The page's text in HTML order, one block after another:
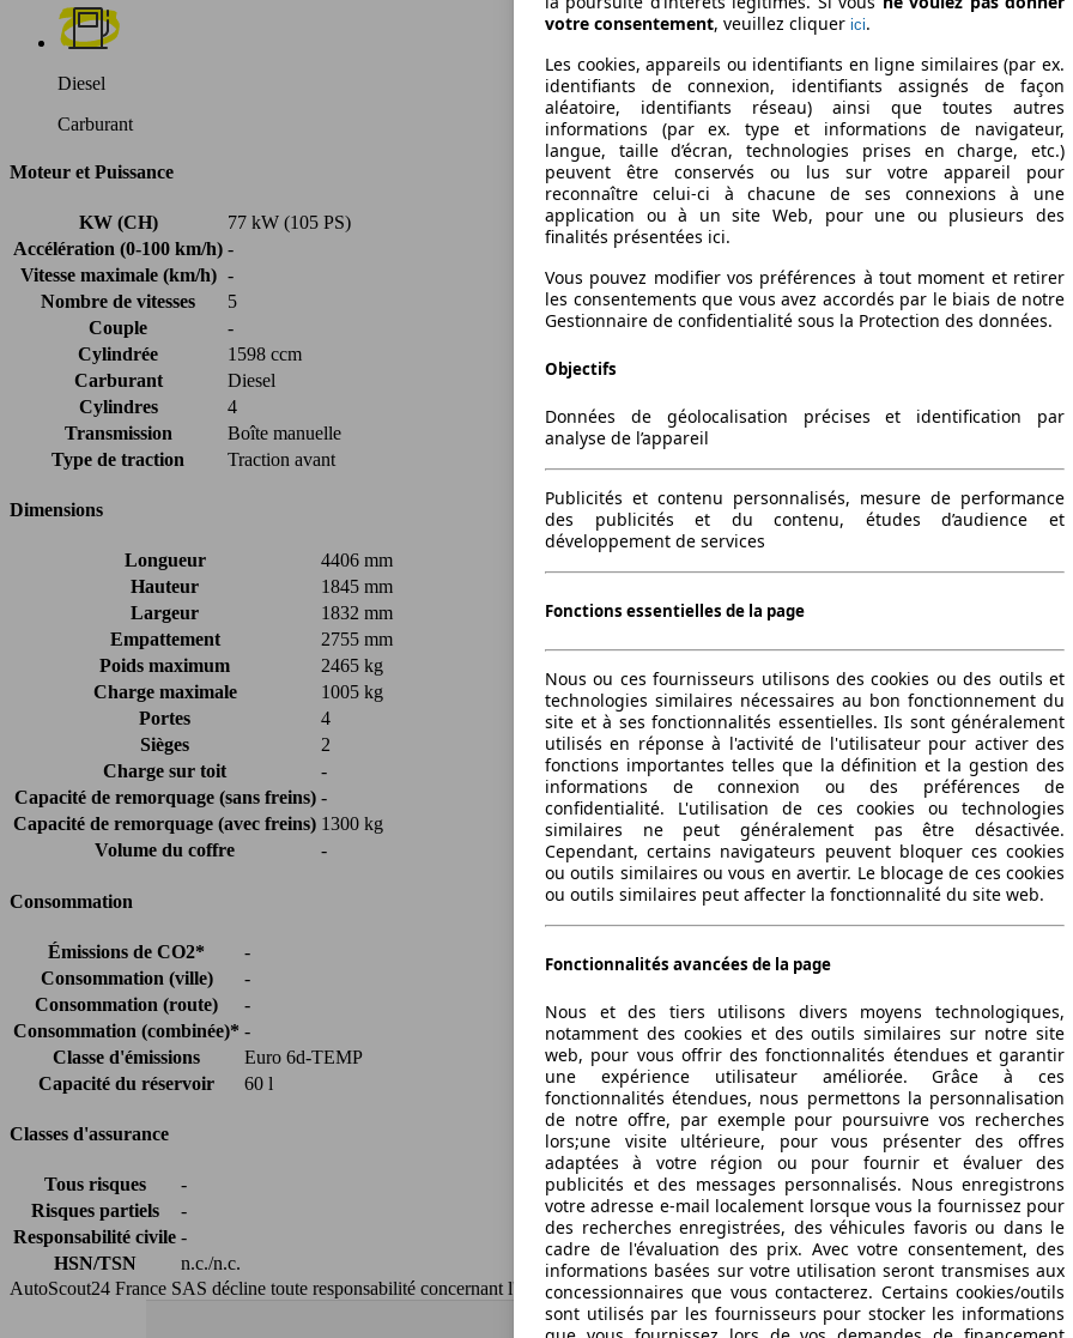
Diesel
Carburant
Moteur et Puissance
KW (CH)
77 kW (105 PS)
Accélération (0-100 km/h) -
Vitesse maximale (km/h) -
Nombre de vitesses
5
Couple
-
Cylindrée
1598 ccm
Carburant
Diesel
Cylindres
4
Transmission
Boîte manuelle
Type de traction
Traction avant
Dimensions
Longueur
4406 mm
Hauteur
1845 mm
Largeur
1832 mm
Empattement
2755 mm
Poids maximum
2465 kg
Charge maximale
1005 kg
Portes
4
Sièges
2
Charge sur toit
-
Capacité de remorquage (sans freins) -
Capacité de remorquage (avec freins) 1300 kg
Volume du coffre
-
Consommation
Émissions de CO2*
-
Consommation (ville)
-
Consommation (route)
-
Consommation (combinée)* -
Classe d'émissions
Euro 6d-TEMP
Capacité du réservoir
60 l
Classes d'assurance
Tous risques
-
Risques partiels
-
Responsabilité civile -
HSN/TSN
n.c./n.c.
AutoScout24 France SAS décline toute responsabilité concernant l''exactitude des indications fournies.
votre consentement, veuillez cliquer ici.
Les cookies, appareils ou identifiants en ligne similaires (par ex.
identifiants de connexion, identifiants assignés de façon
aléatoire, identifiants réseau) ainsi que toutes autres
informations (par ex. type et informations de navigateur,
langue, taille d’écran, technologies prises en charge, etc.)
peuvent être conservés ou lus sur votre appareil pour
reconnaître celui-ci à chacune de ses connexions à une
application ou à un site Web, pour une ou plusieurs des
finalités présentées ici.
Vous pouvez modifier vos préférences à tout moment et retirer
les consentements que vous avez accordés par le biais de notre
Gestionnaire de confidentialité sous la Protection des données.
Objectifs
Données de géolocalisation précises et identification par
analyse de l’appareil
Publicités et contenu personnalisés, mesure de performance
des publicités et du contenu, études d’audience et
développement de services
Fonctions essentielles de la page
Nous ou ces fournisseurs utilisons des cookies ou des outils et
technologies similaires nécessaires au bon fonctionnement du
site et à ses fonctionnalités essentielles. Ils sont généralement
utilisés en réponse à l'activité de l'utilisateur pour activer des
fonctions importantes telles que la définition et la gestion des
informations de connexion ou des préférences de
confidentialité. L'utilisation de ces cookies ou technologies
similaires ne peut généralement pas être désactivée.
Cependant, certains navigateurs peuvent bloquer ces cookies
ou outils similaires ou vous en avertir. Le blocage de ces cookies
ou outils similaires peut affecter la fonctionnalité du site web.
Fonctionnalités avancées de la page
Nous et des tiers utilisons divers moyens technologiques,
notamment des cookies et des outils similaires sur notre site
web, pour vous offrir des fonctionnalités étendues et garantir
une expérience utilisateur améliorée. Grâce à ces
fonctionnalités étendues, nous permettons la personnalisation
de notre offre, par exemple pour poursuivre vos recherches
lors;une visite ultérieure, pour vous présenter des offres
adaptées à votre région ou pour fournir et évaluer des
publicités et des messages personnalisés. Nous enregistrons
votre adresse e-mail localement lorsque vous la fournissez pour
des recherches enregistrées, des véhicules favoris ou dans le
cadre de l'évaluation des prix. Avec votre consentement, des
informations basées sur votre utilisation seront transmises aux
concessionnaires que vous contacterez. Certains cookies/outils
sont utilisés par les fournisseurs pour stocker les informations